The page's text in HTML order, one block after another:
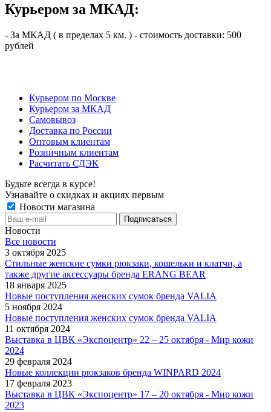
Курьером за МКАД:
- За МКАД ( в пределах 5 км. ) - cтоимость доставки: 500
рублей
Курьером по Москве
Курьером за МКАД
Самовывоз
Доставка по России
Оптовым клиентам
Розничным клиентам
Расчитать СДЭК
Будьте всегда в курсе!
Узнавайте о скидках и акциях первым
Новости магазина
Новости
Все новости
3 октября 2025
Стильные женские сумки рюкзаки, кошельки и клатчи, а
также другие аксессуары бренда ERANG BEAR
18 января 2025
Новые поступления женских сумок бренда VALIA
5 ноября 2024
Новые поступления женских сумок бренда VALIA
11 октября 2024
Выставка в ЦВК «Экспоцентр» 22 – 25 октября - Мир кожи
2024
29 февраля 2024
Новые коллекции рюкзаков бренда WINPARD 2024
17 февраля 2023
Выставка в ЦВК «Экспоцентр» 17 – 20 октября - Мир кожи
2023